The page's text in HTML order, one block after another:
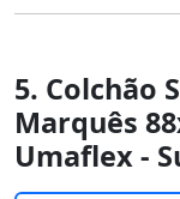
5. Colchão
Marquês
Umaflex -